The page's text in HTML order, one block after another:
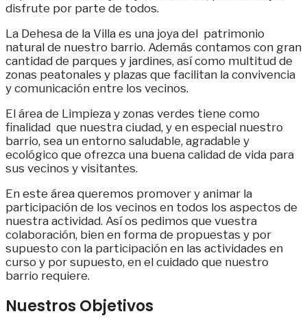
disfrute por parte de todos.
La Dehesa de la Villa es una joya del patrimonio
natural de nuestro barrio. Además contamos con gran
cantidad de parques y jardines, así como multitud de
zonas peatonales y plazas que facilitan la convivencia
y comunicación entre los vecinos.
El área de Limpieza y zonas verdes tiene como
finalidad que nuestra ciudad, y en especial nuestro
barrio, sea un entorno saludable, agradable y
ecológico que ofrezca una buena calidad de vida para
sus vecinos y visitantes.
En este área queremos promover y animar la
participación de los vecinos en todos los aspectos de
nuestra actividad. Así os pedimos que vuestra
colaboración, bien en forma de propuestas y por
supuesto con la participación en las actividades en
curso y por supuesto, en el cuidado que nuestro
barrio requiere.
Nuestros Objetivos